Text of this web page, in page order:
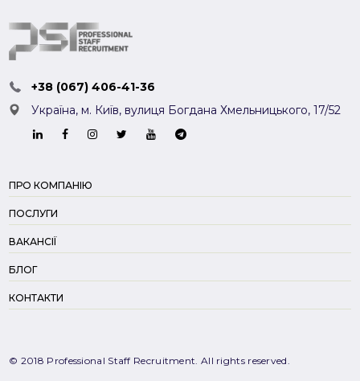
+38 (067) 406-41-36
Україна, м. Київ, вулиця Богдана Хмельницького, 17/52
ПРО КОМПАНІЮ
ПОСЛУГИ
ВАКАНСІЇ
БЛОГ
КОНТАКТИ
© 2018 Professional Staff Recruitment. All rights reserved.